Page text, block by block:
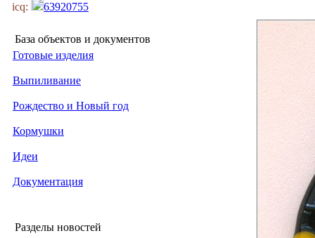
icq: 63920755
База объектов и документов
Готовые изделия
Выпиливание
Рождество и Новый год
Кормушки
Идеи
Документация
Разделы новостей